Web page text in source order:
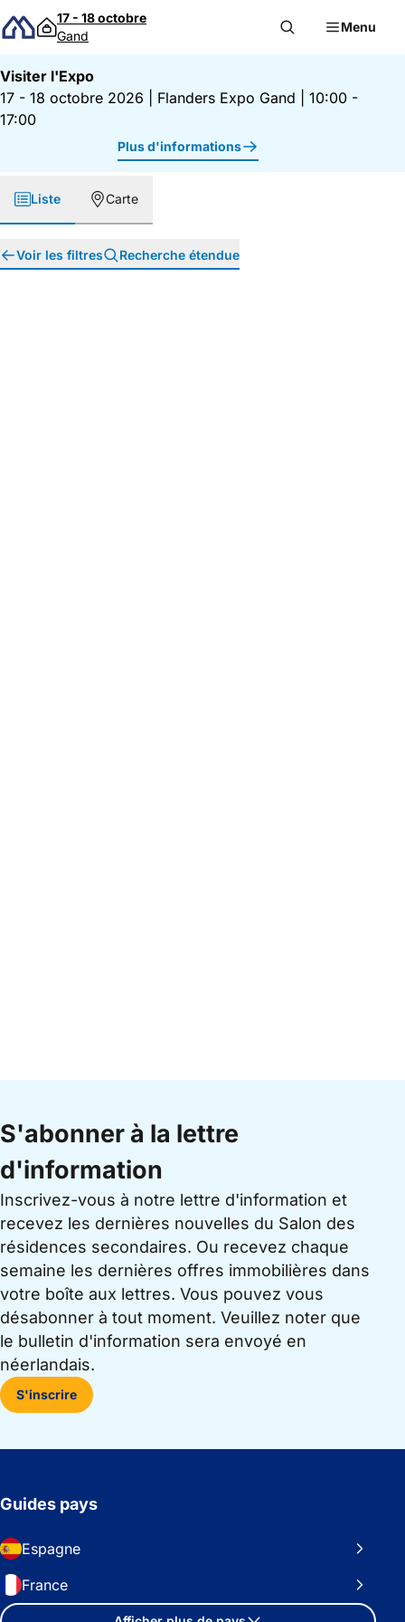
Passer au contenu
17 - 18 octobre
Gand
Menu
Visiter l'Expo
17 - 18 octobre 2026
Flanders Expo Gand
10:00 -
17:00
Plus d'informations
Liste Carte
Voir les filtres Recherche étendue
S'abonner à la lettre
d'information
Inscrivez-vous à notre lettre d'information et
recevez les dernières nouvelles du Salon des
résidences secondaires. Ou recevez chaque
semaine les dernières offres immobilières dans
votre boîte aux lettres. Vous pouvez vous
désabonner à tout moment. Veuillez noter que
le bulletin d'information sera envoyé en
néerlandais.
S'inscrire
Guides pays
Espagne
France